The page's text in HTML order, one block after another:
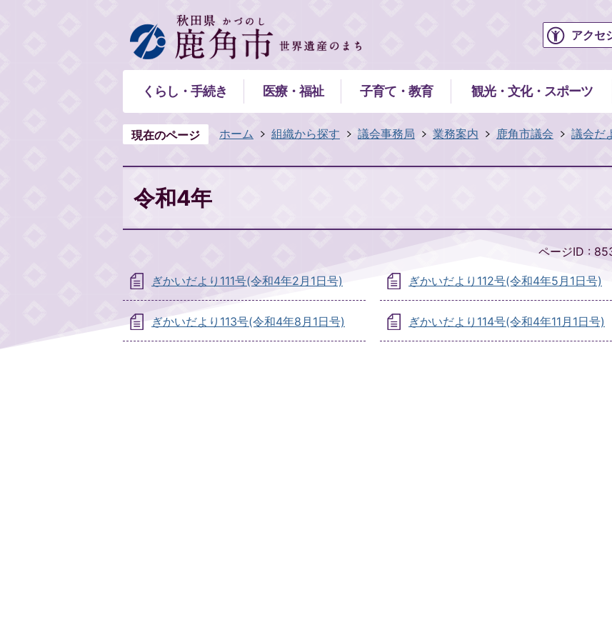
アクセ
くらし・手続き 医療・福祉 子育て・教育 観光・文化・スポーツ
現在のページ ホーム 組織から探す 議会事務局 業務案内 鹿角市議会 議会だ
令和4年
ページID :
ぎかいだより111号(令和4年2月1日号) ぎかいだより112号(令和4年5月1日号)
ぎかいだより113号(令和4年8月1日号) ぎかいだより114号(令和4年11月1日号)